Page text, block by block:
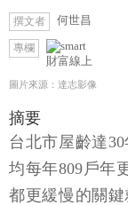
撰文者 何世昌
專欄
財富線上
圖片來源：達志影像
摘要
台北市屋齡達
均每年809戶年
都更緩慢的關